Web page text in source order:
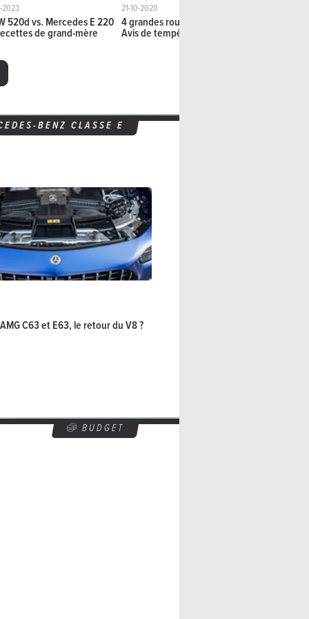
2023
520d vs. Mercedes E 220
de grand-mère
21-10-2020
4 grandes routières Diesel :
Avis de tempête!
BENZ CLASSE E
C63 et E63, le retour du V8 ?
BUDGET